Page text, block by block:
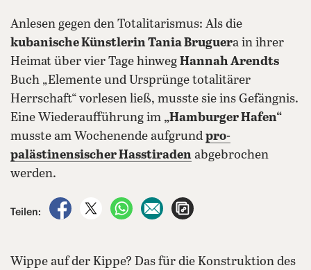
Anlesen gegen den Totalitarismus: Als die
kubanische Künstlerin Tania Bruguera in ihrer
Heimat über vier Tage hinweg Hannah Arendts
Buch „Elemente und Ursprünge totalitärer
Herrschaft“ vorlesen ließ, musste sie ins Gefängnis.
Eine Wiederaufführung im „Hamburger Hafen“
musste am Wochenende aufgrund pro-
palästinensischer Hasstiraden abgebrochen
werden.
Teilen:
auf Facebook teilen
auf X teilenper WhatsApp teilen
per E-Mail teilen
Wippe auf der Kippe? Das für die Konstruktion des